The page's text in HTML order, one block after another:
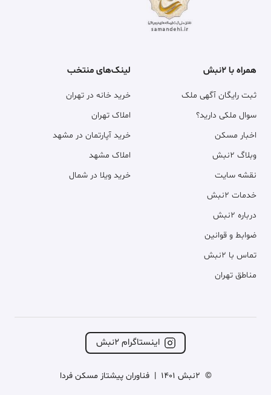
همراه با ۲نبش
ثبت رایگان آگهی ملک
سوال ملکی دارید؟
اخبار مسکن
وبلاگ ۲نبش
نقشه سایت
خدمات ۲نبش
درباره ۲نبش
ضوابط و قوانین
تماس با ۲نبش
مناطق تهران
لینک‌های منتخب
خرید خانه در تهران
املاک تهران
خرید آپارتمان در مشهد
املاک مشهد
خرید ویلا در شمال
اینستاگرام ۲نبش
© 2نبش 1401 | فناوران پیشتاز مسکن فردا